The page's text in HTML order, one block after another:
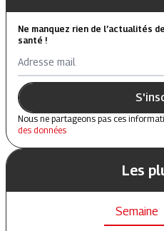
Ne manquez rien de l’actualités
santé !
Adresse mail
Nous ne partageons pas ces
des données
Les
Semaine